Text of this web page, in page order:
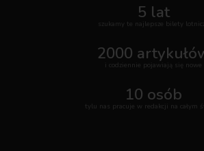
5 lat
szukamy te najlepsze bilety
2000
i codziennie pojawiają się nowe
10 osób
tylu nas pracuje w redakcji na całym